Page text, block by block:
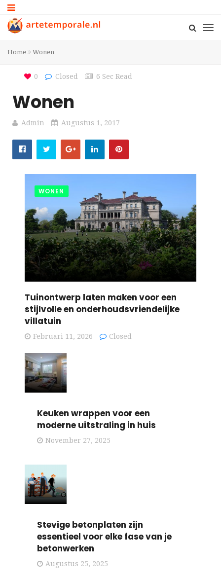
Home Wonen
0 Closed 6 Sec Read
Wonen
Admin Augustus 1, 2017
WONEN
Tuinontwerp laten maken voor een
stijlvolle en onderhoudsvriendelijke
villatuin
Februari 11, 2026 Closed
Keuken wrappen voor een
moderne uitstraling in huis
November 27, 2025
Stevige betonplaten zijn
essentieel voor elke fase van je
betonwerken
Augustus 25, 2025